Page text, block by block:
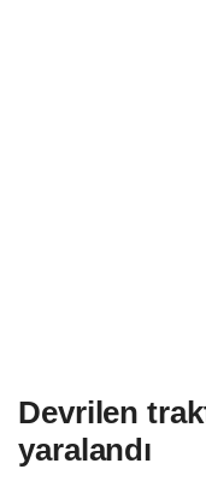
Devrilen
yaralandı